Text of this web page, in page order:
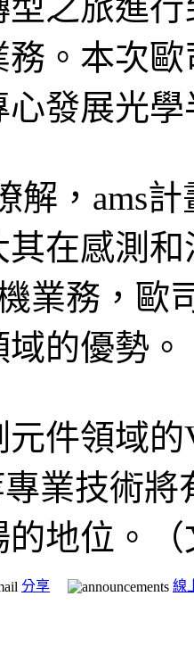
。本次
發展光
解，ams
其在感測
業務，歐
的優勢。
件領域
業技術將
地位。（
分享 線